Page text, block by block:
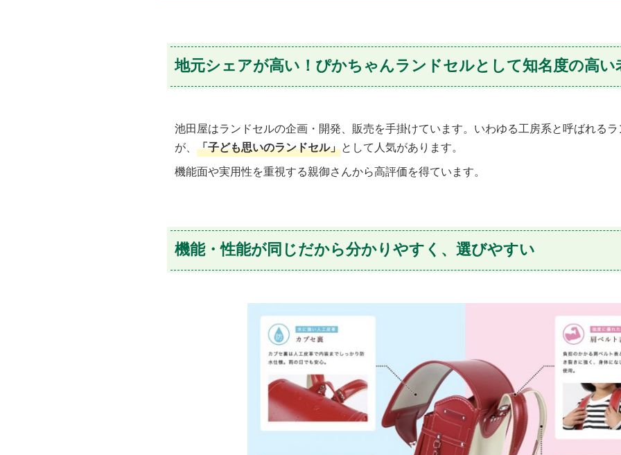
地元シェアが高い！ぴかちゃんランドセルとして知名度の高い
池田屋はランドセルの企画・開発、販売を手掛けています。いわゆる工房系と呼ばれる
が、 「子ども思いのランドセル」として人気があります。
機能面や実用性を重視する親御さんから高評価を得ています。
機能・性能が同じだから分かりやすく、選びやすい